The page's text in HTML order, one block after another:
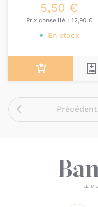
5,50 €
Prix conseillé : 12,90 €
En stock
Précédent